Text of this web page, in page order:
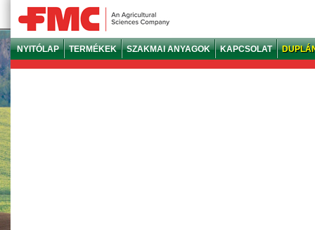
NYITÓLAP TERMÉKEK SZAKMAI ANYAGOK KAPCSOLAT